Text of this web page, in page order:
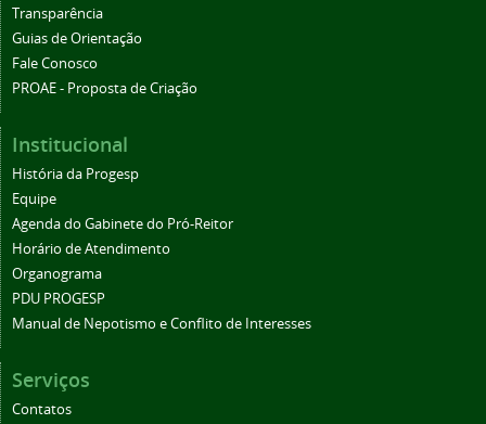
Transparência
Guias de Orientação
Fale Conosco
PROAE - Proposta de Criação
Institucional
História da Progesp
Equipe
Agenda do Gabinete do Pró-Reitor
Horário de Atendimento
Organograma
PDU PROGESP
Manual de Nepotismo e Conflito de Interesses
Serviços
Contatos